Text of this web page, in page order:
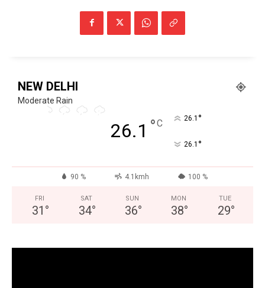
Read Latest News on AIN
NEWS 1 App
NEW DELHI
Moderate Rain
26.1 °C 26.1 °
26.1 °
90 % 4.1kmh 100 %
FRI
31 °
SAT
34°
SUN
36°
MON
38°
TUE
29°